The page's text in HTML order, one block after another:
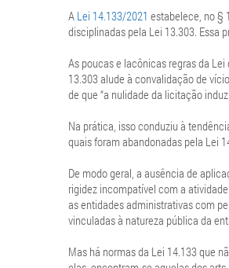
A Lei 14.133/2021 estabelece, no §
disciplinadas pela Lei 13.303. Essa
As poucas e lacônicas regras da
13.303 alude à convalidação de
de que “a nulidade da licitação
Na prática, isso conduziu à
quais foram abandonadas pela Lei
De modo geral, a ausência de
rigidez incompatível com a
as entidades administrativas com
vinculadas à natureza pública da
Mas há normas da Lei 14.133 que